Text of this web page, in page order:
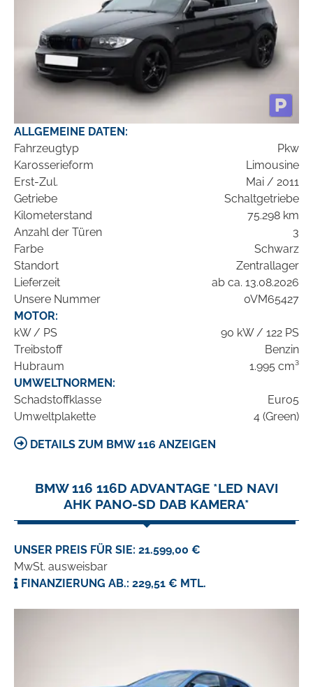
ALLGEMEINE DATEN:
Fahrzeugtyp
Pkw
Karosserieform
Limousine
Erst-Zul.
Mai / 2011
Getriebe
Schaltgetriebe
Kilometerstand
75.298 km
Anzahl der Türen
3
Farbe
Schwarz
Standort
Zentrallager
Lieferzeit
ab ca. 13.08.2026
Unsere Nummer
0VM65427
MOTOR:
kW / PS
90 kW / 122 PS
Treibstoff
Benzin
Hubraum
1.995 cm³
UMWELTNORMEN:
Schadstoffklasse
Euro5
Umweltplakette
4 (Green)
DETAILS ZUM BMW 116 ANZEIGEN
BMW 116 116D ADVANTAGE *LED NAVI
AHK PANO-SD DAB KAMERA*
UNSER PREIS FÜR SIE: 21.599,00 €
MwSt. ausweisbar
FINANZIERUNG AB.: 229,51 € MTL.